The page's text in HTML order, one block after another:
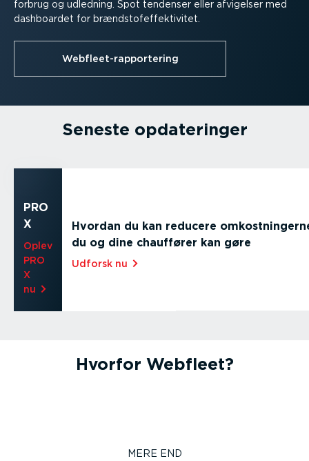
forbrug og udledning. Spot tendenser eller afvigelser med
dashboardet for brænd­sto­f­ef­fek­ti­vitet.
Webfleet-rappor­tering
Seneste opdate­ringer
PRO
X
Oplev
PRO
X
nu⁠
Hvordan du kan reducere
du og dine chauffører kan gøre
Udforsk nu⁠
Hvorfor Webfleet?
MERE END